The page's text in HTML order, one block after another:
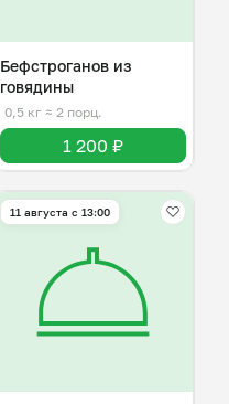
Бефстроганов из
говядины
0,5 кг ≈ 2 порц.
1 200 ₽
11 августа с 13:00